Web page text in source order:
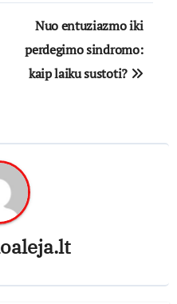
Nuo entuziazmo iki
perdegimo sindromo:
kaip laiku sustoti?